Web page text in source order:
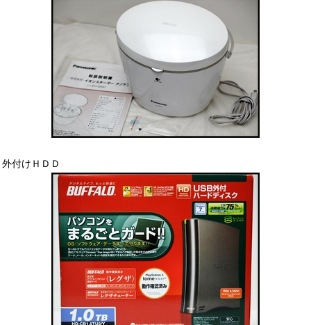
外付けＨＤＤ